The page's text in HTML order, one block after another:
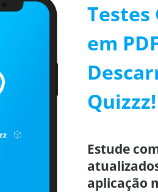
em
Quizzz!
Estude
aplicação